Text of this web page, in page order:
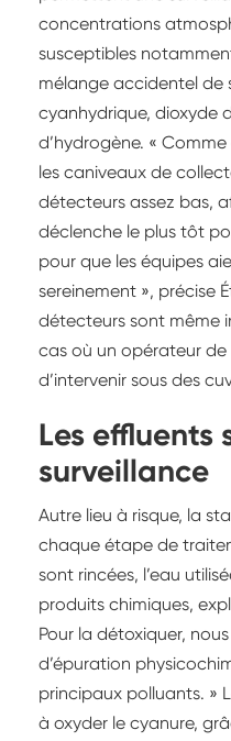
concentrations
susceptibles
mélange accidentel de
cyanhydrique, dioxyde
d’hydrogène. «
les caniveaux de
détecteurs assez bas,
déclenche le plus tôt
pour que les équipes
sereinement », précise
détecteurs sont même
cas où un opérateur
d’intervenir sous des
Les effluents
surveillance
Autre lieu à risque, la
chaque étape de
sont rincées, l’eau
produits chimiques,
Pour la détoxiquer,
d’épuration
principaux polluants. »
à oxyder le cyanure,